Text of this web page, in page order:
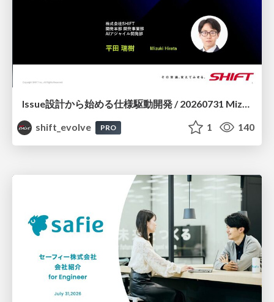
Issue設計から始める仕様駆動開発 / 20260731 Mizuki Hirata
shift_evolve
PRO 1 140